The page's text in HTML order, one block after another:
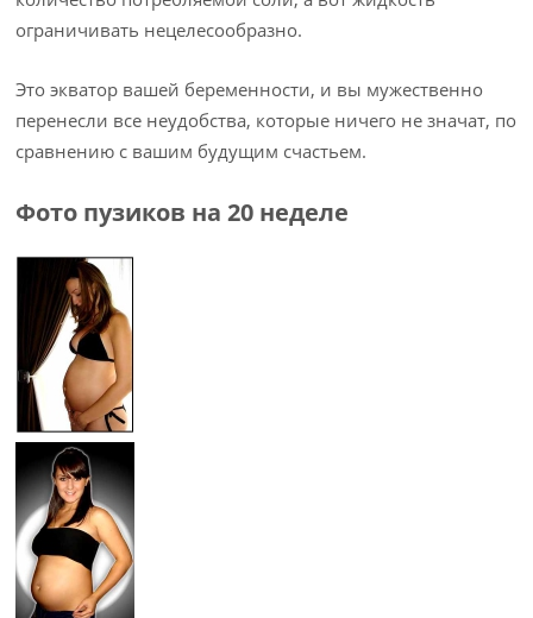
ограничивать нецелесообразно.
Это экватор вашей беременности, и вы мужественно
перенесли все неудобства, которые ничего не значат, по
сравнению с вашим будущим счастьем.
Фото пузиков на 20 неделе